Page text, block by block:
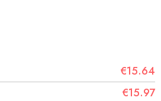
€15.64
€15.97